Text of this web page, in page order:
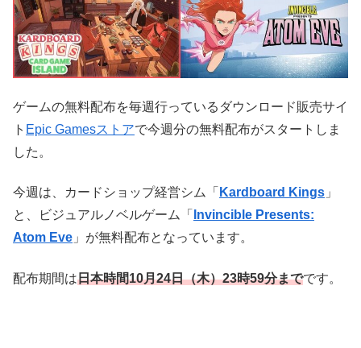
ゲームの無料配布を毎週行っているダウンロード販売サイ
ト Epic Gamesストアで今週分の無料配布がスタートしま
した。
今週は、カードショップ経営シム「 Kardboard Kings 」
と、ビジュアルノベルゲーム「
Invincible Presents:
Atom Eve 」が無料配布となっています。
配布期間は日本時間10月24日（木）23時59分までです。